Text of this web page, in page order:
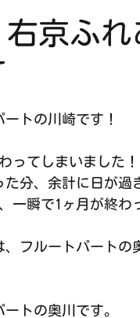
右京ふ
トの川崎です！
ってしまいました！
た分、余計に日が
一瞬で1ヶ月が終
、フルートパート
トの奥川です。